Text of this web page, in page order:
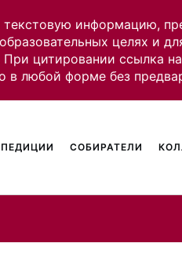
информацию,
целях и
цитировании ссылка
любой форме без
СОБИРАТЕЛИ